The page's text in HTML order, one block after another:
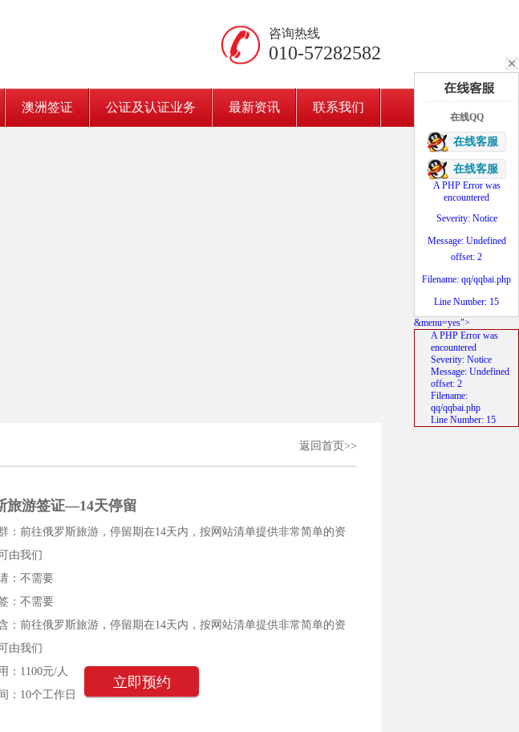
咨询热线
010-57282582
澳洲签证 公证及认证业务 最新资讯 联系我们
返回首页>>
旅游签证—14天停留
：前往俄罗斯旅游，停留期在14天内，按网站清单提供非常简单的资
由我们
：不需要
：不需要
：前往俄罗斯旅游，停留期在14天内，按网站清单提供非常简单的资
由我们
：1100元/人
：10个工作日
立即预约
在线QQ
在线客服
在线客服
A PHP Error was
encountered
Severity: Notice
Message: Undefined
offset: 2
Filename: qq/qqbai.php
Line Number: 15
&menu=yes">
A PHP Error was
encountered
Severity: Notice
Message: Undefined
offset: 2
Filename:
qq/qqbai.php
Line Number: 15